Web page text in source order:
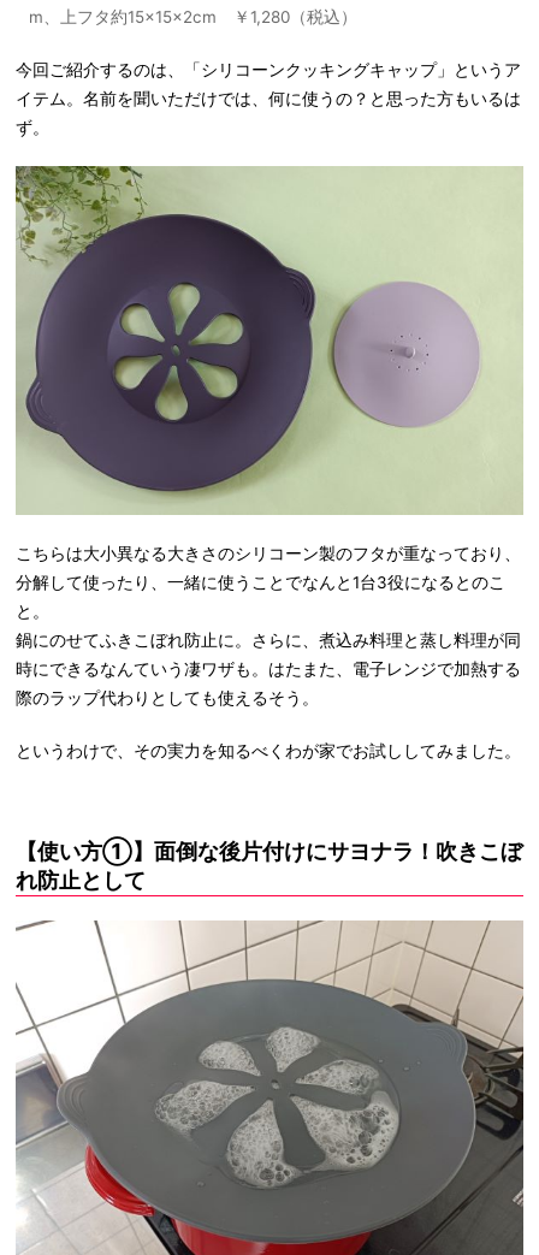
m、上フタ約15×15×2cm ￥1,280（税込）
今回ご紹介するのは、「シリコーンクッキングキャップ」というア
イテム。名前を聞いただけでは、何に使うの？と思った方もいるは
ず。
こちらは大小異なる大きさのシリコーン製のフタが重なっており、
分解して使ったり、一緒に使うことでなんと1台3役になるとのこ
と。
鍋にのせてふきこぼれ防止に。さらに、煮込み料理と蒸し料理が同
時にできるなんていう凄ワザも。はたまた、電子レンジで加熱する
際のラップ代わりとしても使えるそう。
というわけで、その実力を知るべくわが家でお試ししてみました。
【使い方①】面倒な後片付けにサヨナラ！吹きこぼ
れ防止として